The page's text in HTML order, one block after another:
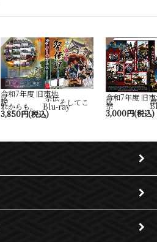
令和7年度 旧市地
区 祭伝
説 そしてこ
れからも。 Blu-ray
3,850円(税込)
令和7年度 旧
区 岸
祭
3,000円(税込)